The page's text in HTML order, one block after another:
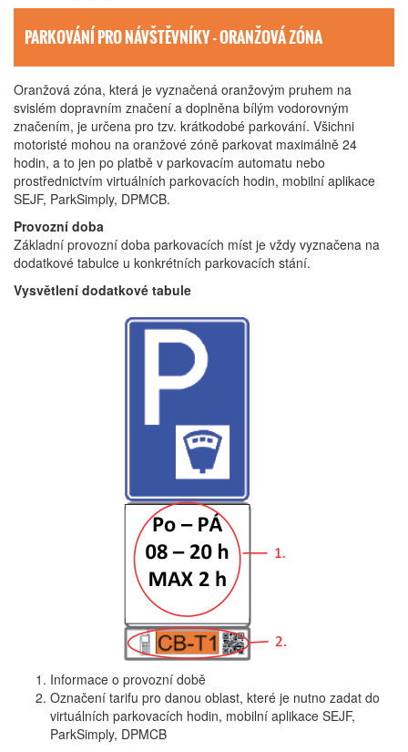
PARKOVÁNÍ PRO NÁVŠTĚVNÍKY - ORANŽOVÁ ZÓNA
Oranžová zóna, která je vyznačená oranžovým pruhem na
svislém dopravním značení a doplněna bílým vodorovným
značením, je určena pro tzv. krátkodobé parkování. Všichni
motoristé mohou na oranžové zóně parkovat maximálně 24
hodin, a to jen po platbě v parkovacím automatu nebo
prostřednictvím virtuálních parkovacích hodin, mobilní aplikace
SEJF, ParkSimply, DPMCB.
Provozní doba
Základní provozní doba parkovacích míst je vždy vyznačena na
dodatkové tabulce u konkrétních parkovacích stání.
Vysvětlení dodatkové tabule
Informace o provozní době
Označení tarifu pro danou oblast, které je nutno zadat do
virtuálních parkovacích hodin, mobilní aplikace SEJF,
ParkSimply, DPMCB